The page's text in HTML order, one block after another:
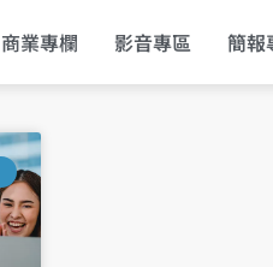
商業專欄 影音專區 簡報